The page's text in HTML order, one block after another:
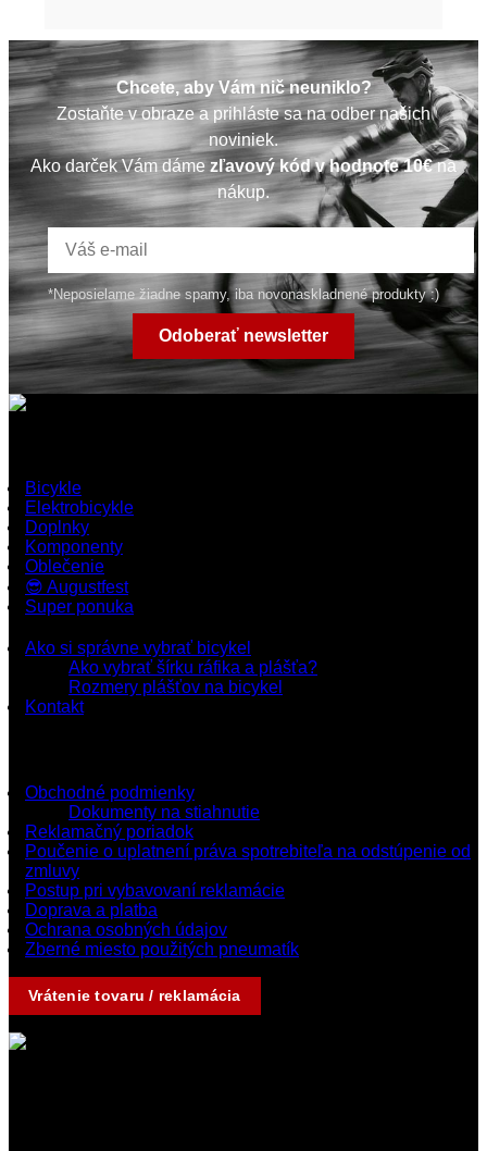
Chcete, aby Vám nič neuniklo?
Zostaňte v obraze a prihláste sa na odber našich
noviniek.
Ako darček Vám dáme zľavový kód v hodnote 10€na
nákup.
*Neposielame žiadne spamy, iba novonaskladnené produkty :)
Odoberať newsletter
Bicykle
Elektrobicykle
Doplnky
Komponenty
Oblečenie
😎 Augustfest
Super ponuka
Ako si správne vybrať bicykel
Ako vybrať šírku ráfika a plášťa?
Rozmery plášťov na bicykel
Kontakt
Obchodné podmienky
Dokumenty na stiahnutie
Reklamačný poriadok
Poučenie o uplatnení práva spotrebiteľa na odstúpenie od
zmluvy
Postup pri vybavovaní reklamácie
Doprava a platba
Ochrana osobných údajov
Zberné miesto použitých pneumatík
Vrátenie tovaru / reklamácia